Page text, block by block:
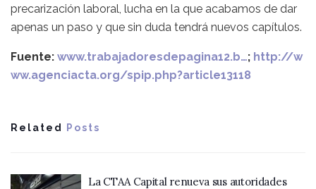
precarización laboral, lucha en la que acabamos de dar
apenas un paso y que sin duda tendrá nuevos capítulos.
Fuente: www.trabajadoresdepagina12.b…; http://w
ww.agenciacta.org/spip.php?article13118
Related Posts
La CTAA Capital renueva sus autoridades